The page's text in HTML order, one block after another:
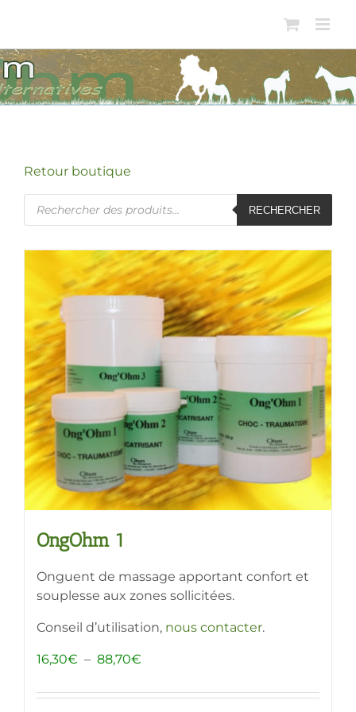
contenu
Retour boutique
Recherche
de
produits
RECHERCHER
OngOhm 1
Onguent de massage apportant confort et
souplesse aux zones sollicitées.
Conseil d’utilisation, nous contacter.
16,30€ – 88,70€
prix :